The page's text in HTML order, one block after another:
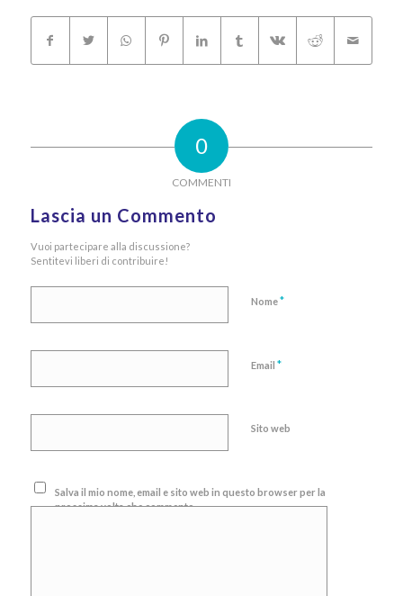
0
COMMENTI
Lascia un Commento
Vuoi partecipare alla discussione?
Sentitevi liberi di contribuire!
Nome*
Email *
Sito web
Salva il mio nome, email e sito web in questo browser per la
prossima volta che commento.